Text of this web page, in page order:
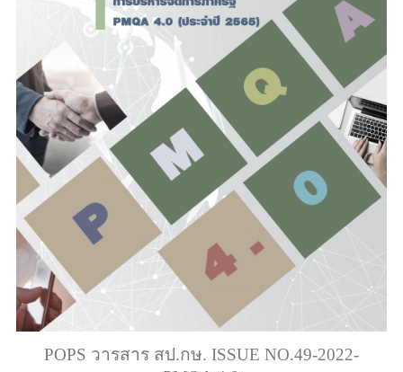
POPS วารสาร สป.กษ. ISSUE NO.49-2022-